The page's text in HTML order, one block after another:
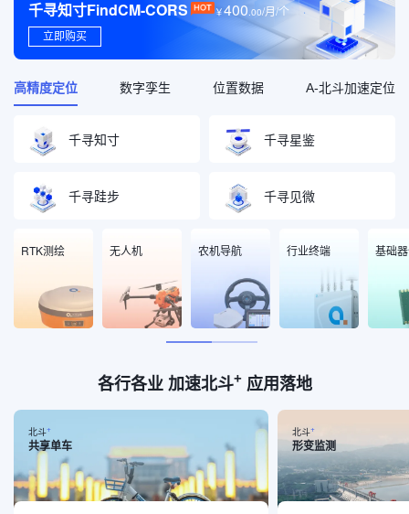
千寻知寸FindCM-CORS ￥400.00/月/个
立即购买
高精度定位 数字孪生 位置数据 A-北斗加速定位
千寻知寸 千寻星鉴
千寻跬步 千寻见微
RTK测绘 无人机 农机导航 行业终端 基础
各行各业 加速北斗+应用落地
北斗+
共享单车
北斗+
形变监测